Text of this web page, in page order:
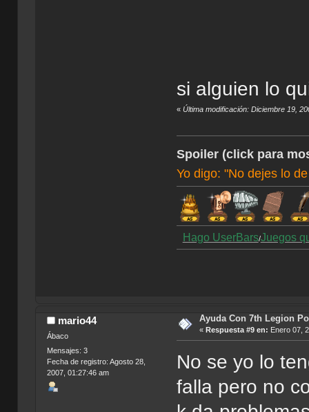
si alguien lo
«Última modificación: Diciembre 19,
Spoiler (click para
Yo digo: "No dejes lo
Hago UserBars/Juegos
mario44
Ábaco
Mensajes: 3
Fecha de registro: Agosto 28,
2007, 01:27:46 am
Ayuda Con 7th Legion
« Respuesta #9 en: Enero 07,
No se yo lo
falla pero no